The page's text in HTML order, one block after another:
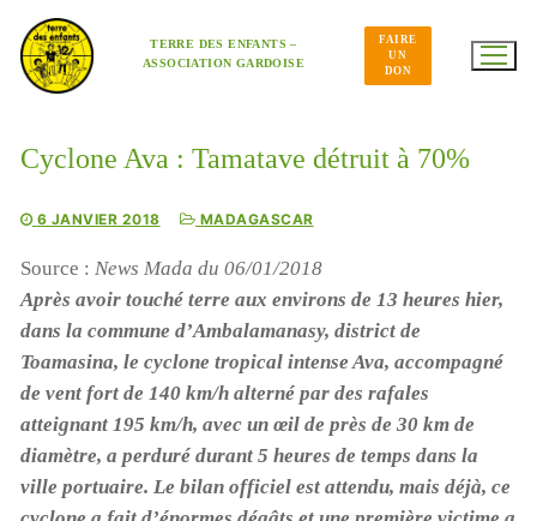
contenu
TERRE DES ENFANTS –
ASSOCIATION GARDOISE
FAIRE
UN
DON
Cyclone Ava : Tamatave détruit à 70%
6 JANVIER 2018 MADAGASCAR
Source : News Mada du 06/01/2018
Après avoir touché terre aux environs de 13 heures hier,
dans la commune d’Ambalamanasy, district de
Toamasina, le cyclone tropical intense Ava, accompagné
de vent fort de 140 km/h alterné par des rafales
atteignant 195 km/h, avec un œil de près de 30 km de
diamètre, a perduré durant 5 heures de temps dans la
ville portuaire. Le bilan officiel est attendu, mais déjà, ce